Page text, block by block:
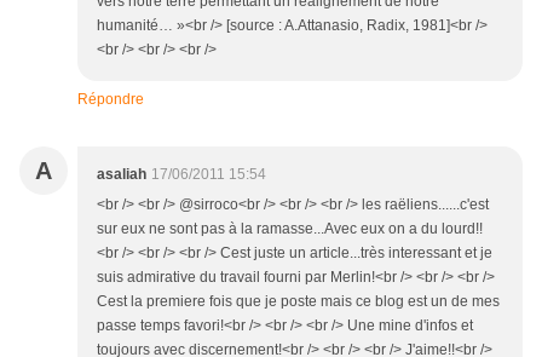
humanité… »<br /> [source : A.Attanasio, Radix, 1981]<br />
<br /> <br /> <br />
Répondre
A asaliah 17/06/2011 15:54
<br /> <br /> @sirroco<br /> <br /> <br /> les raëliens......c'est
sur eux ne sont pas à la ramasse...Avec eux on a du lourd!!
<br /> <br /> <br /> Cest juste un article...très interessant et je
suis admirative du travail fourni par Merlin!<br /> <br /> <br />
Cest la premiere fois que je poste mais ce blog est un de mes
passe temps favori!<br /> <br /> <br /> Une mine d'infos et
toujours avec discernement!<br /> <br /> <br /> J'aime!!<br />